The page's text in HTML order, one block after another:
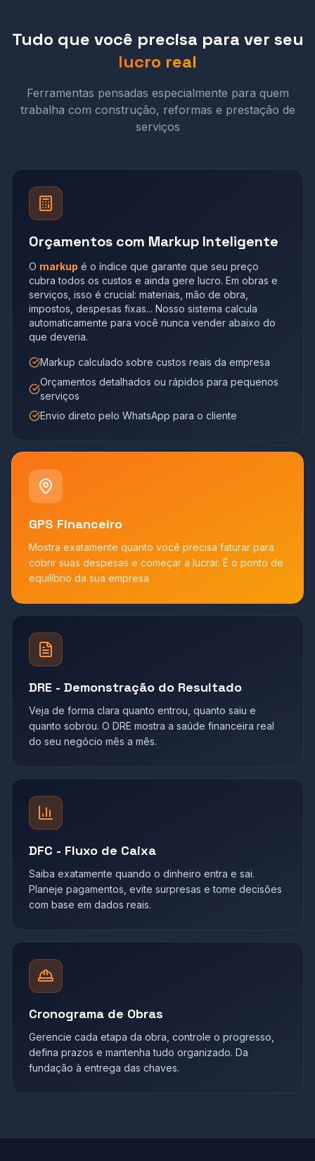
Tudo que você precisa para ver seu
lucro real
Ferramentas pensadas especialmente para quem
trabalha com construção, reformas e prestação de
serviços
Orçamentos com Markup Inteligente
O markup é o índice que garante que seu preço
cubra todos os custos e ainda gere lucro. Em obras e
serviços, isso é crucial: materiais, mão de obra,
impostos, despesas fixas... Nosso sistema calcula
automaticamente para você nunca vender abaixo do
que deveria.
Markup calculado sobre custos reais da empresa
Orçamentos detalhados ou rápidos para pequenos
serviços
Envio direto pelo WhatsApp para o cliente
GPS Financeiro
Mostra exatamente quanto você precisa faturar para
cobrir suas despesas e começar a lucrar. É o ponto de
equilíbrio da sua empresa.
DRE - Demonstração do Resultado
Veja de forma clara quanto entrou, quanto saiu e
quanto sobrou. O DRE mostra a saúde financeira real
do seu negócio mês a mês.
DFC - Fluxo de Caixa
Saiba exatamente quando o dinheiro entra e sai.
Planeje pagamentos, evite surpresas e tome decisões
com base em dados reais.
Cronograma de Obras
Gerencie cada etapa da obra, controle o progresso,
defina prazos e mantenha tudo organizado. Da
fundação à entrega das chaves.